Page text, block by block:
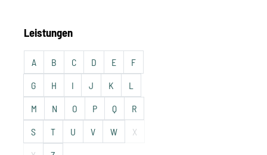
Leistungen
A B C D E F
G H I J K L
M N O P Q R
S T U V W X